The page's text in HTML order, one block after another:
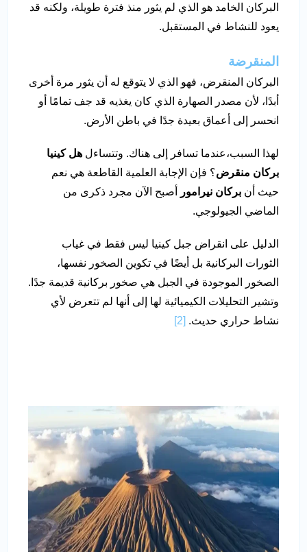
البركان الخامد هو الذي لم يثور منذ فترة طويلة، ولكنه قد
يعود للنشاط في المستقبل.
المنقرضة
البركان المنقرض، فهو الذي لا يتوقع له أن يثور مرة أخرى
أبدًا، لأن مصدر الصهارة الذي كان يغذيه قد جف تمامًا أو
انحسر إلى أعماق بعيدة جدًا في باطن الأرض.
لهذا السبب،عندما تسافر إلى هناك. وتتساءل هل كينيا
بركان منقرض؟ فإن الإجابة العلمية القاطعة هي نعم
حيث أن بركان نيرامور
أصبح الآن مجرد ذكرى من
الماضي الجيولوجي.
الدليل على انقراض جبل كينيا ليس فقط في غياب
الثورات البركانية بل أيضًا في تكوين الصخور نفسها،
الصخور الموجودة في الجبل هي صخور بركانية قديمة جدًا.
وتشير التحليلات الكيميائية لها إلى أنها لم تتعرض لأي
نشاط حراري حديث. [2]